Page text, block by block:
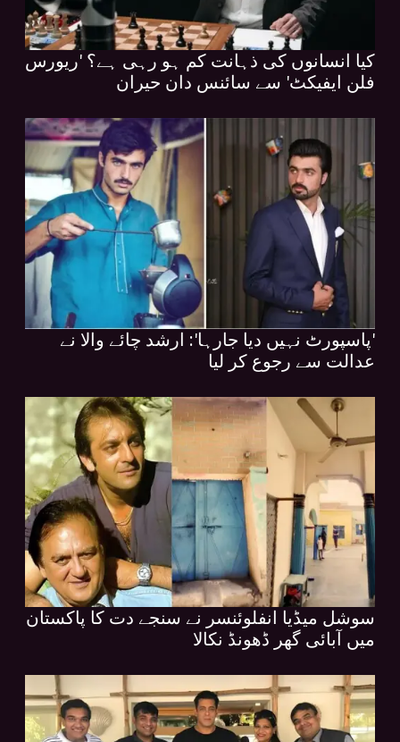
کیا انسانوں کی ذہانت کم ہو رہی ہے؟ 'ریورس
فلن ایفیکٹ' سے سائنس دان حیران
'پاسپورٹ نہیں دیا جارہا': ارشد چائے والا نے
عدالت سے رجوع کر لیا
سوشل میڈیا انفلوئنسر نے سنجے دت کا پاکستان
میں آبائی گھر ڈھونڈ نکالا